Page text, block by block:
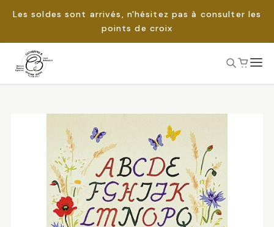
Les soldes sont arrivés, n'hésitez pas à consulter les
points de croix
Passer